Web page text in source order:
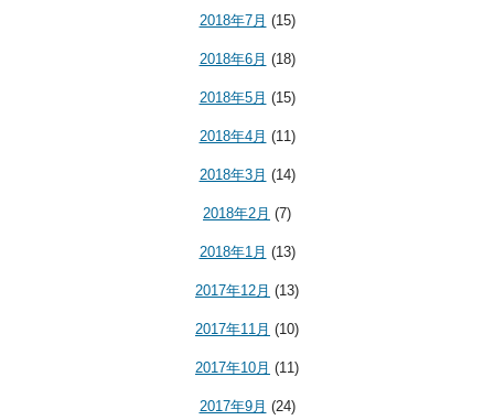
2018年7月 (15)
2018年6月 (18)
2018年5月 (15)
2018年4月 (11)
2018年3月 (14)
2018年2月 (7)
2018年1月 (13)
2017年12月 (13)
2017年11月 (10)
2017年10月 (11)
2017年9月 (24)